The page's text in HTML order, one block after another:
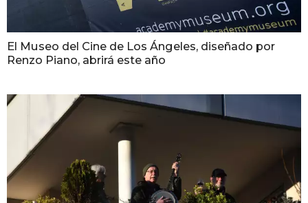
El Museo del Cine de Los Ángeles, diseñado por
Renzo Piano, abrirá este año